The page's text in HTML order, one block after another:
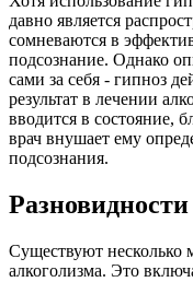
давно является
сомневаются в
подсознание. Однако
сами за себя - гипноз
результат в лечении
вводится в состояние,
врач внушает ему
подсознания.
Существуют несколько
алкоголизма. Это